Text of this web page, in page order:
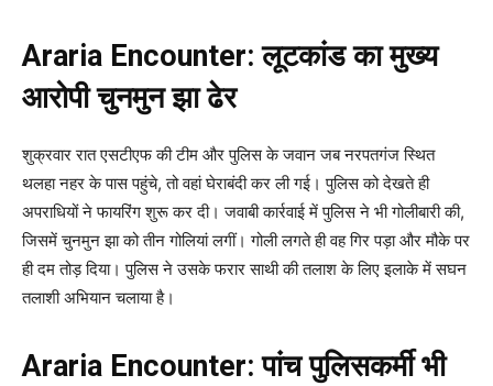
Araria Encounter: लूटकांड का मुख्य
आरोपी चुनमुन झा ढेर
शुक्रवार रात एसटीएफ की टीम और पुलिस के जवान जब नरपतगंज स्थित
थलहा नहर के पास पहुंचे, तो वहां घेराबंदी कर ली गई। पुलिस को देखते ही
अपराधियों ने फायरिंग शुरू कर दी। जवाबी कार्रवाई में पुलिस ने भी गोलीबारी की,
जिसमें चुनमुन झा को तीन गोलियां लगीं। गोली लगते ही वह गिर पड़ा और मौके पर
ही दम तोड़ दिया। पुलिस ने उसके फरार साथी की तलाश के लिए इलाके में सघन
तलाशी अभियान चलाया है।
Araria Encounter: पांच पुलिसकर्मी भी